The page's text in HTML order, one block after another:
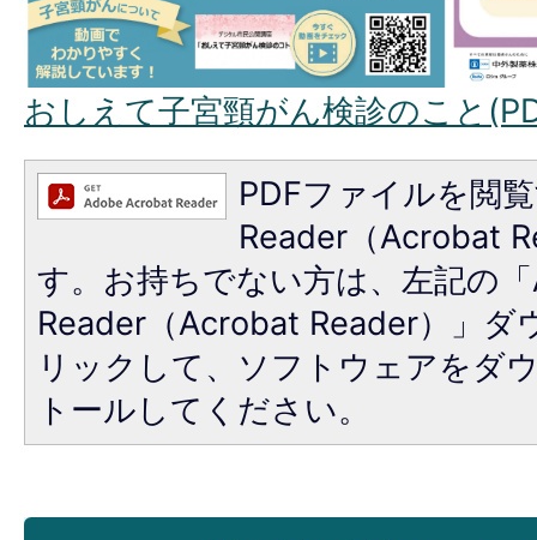
おしえて子宮頸がん検診のこと
PDFファイルを閲
Reader（Acrobat
す。お持ちでない方は、左記の
Reader（Acrobat Reader）」ダ
リックして、ソフトウェアをダ
トールしてください。